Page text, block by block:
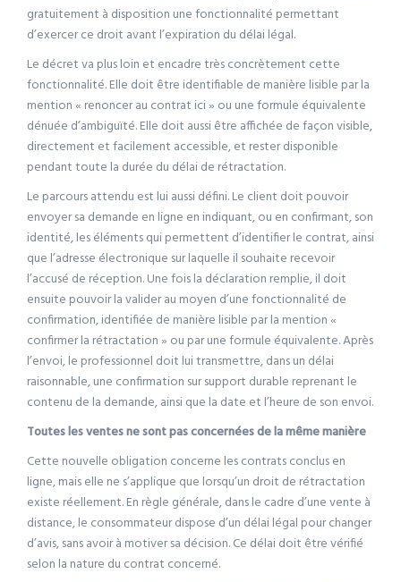
gratuitement à disposition une fonctionnalité permettant
d’exercer ce droit avant l’expiration du délai légal.
Le décret va plus loin et encadre très concrètement cette
fonctionnalité. Elle doit être identifiable de manière lisible par la
mention « renoncer au contrat ici » ou une formule équivalente
dénuée d’ambiguïté. Elle doit aussi être affichée de façon visible,
directement et facilement accessible, et rester disponible
pendant toute la durée du délai de rétractation.
Le parcours attendu est lui aussi défini. Le client doit pouvoir
envoyer sa demande en ligne en indiquant, ou en confirmant, son
identité, les éléments qui permettent d’identifier le contrat, ainsi
que l’adresse électronique sur laquelle il souhaite recevoir
l’accusé de réception. Une fois la déclaration remplie, il doit
ensuite pouvoir la valider au moyen d’une fonctionnalité de
confirmation, identifiée de manière lisible par la mention «
confirmer la rétractation » ou par une formule équivalente. Après
l’envoi, le professionnel doit lui transmettre, dans un délai
raisonnable, une confirmation sur support durable reprenant le
contenu de la demande, ainsi que la date et l’heure de son envoi.
Toutes les ventes ne sont pas concernées de la même manière
Cette nouvelle obligation concerne les contrats conclus en
ligne, mais elle ne s’applique que lorsqu’un droit de rétractation
existe réellement. En règle générale, dans le cadre d’une vente à
distance, le consommateur dispose d’un délai légal pour changer
d’avis, sans avoir à motiver sa décision. Ce délai doit être vérifié
selon la nature du contrat concerné.